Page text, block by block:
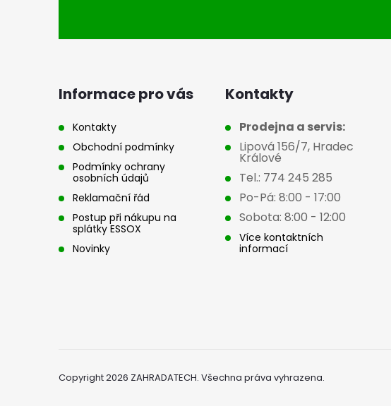
Informace pro vás
Kontakty
Obchodní podmínky
Podmínky ochrany
osobních údajů
Reklamační řád
Postup při nákupu na
splátky ESSOX
Novinky
Kontakty
Prodejna a servis:
Lipová 156/7, Hradec
Králové
Tel.: 774 245 285
Po-Pá: 8:00 - 17:00
Sobota: 8:00 - 12:00
Více kontaktních
informací
Copyright 2026 ZAHRADATECH. Všechna práva vyhrazena.